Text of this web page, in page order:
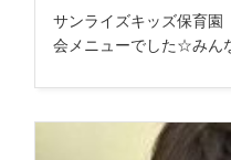
サンライズキッズ保育
会メニューでした☆みん